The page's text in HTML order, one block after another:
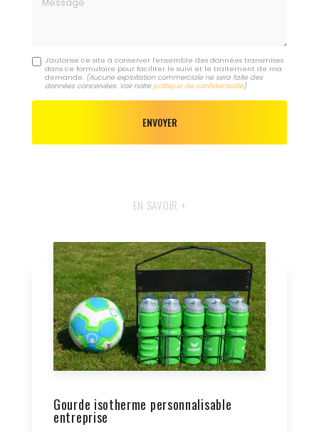
J'autorise ce site à conserver l'ensemble des données transmises
dans ce formulaire pour faciliter le suivi et le traitement de ma
demande. (Aucune exploitation commerciale ne sera faite des
données concervées. Voir notre politique de confidentialité)
EN SAVOIR +
Gourde isotherme personnalisable
entreprise